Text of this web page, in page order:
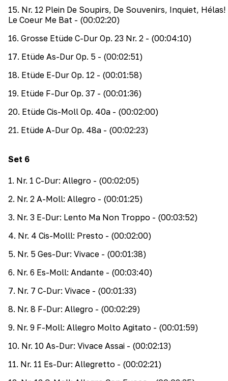
15. Nr. 12 Plein De Soupirs, De Souvenirs, Inquiet, Hélas!
Le Coeur Me Bat - (00:02:20)
16. Grosse Etüde C-Dur Op. 23 Nr. 2 - (00:04:10)
17. Etüde As-Dur Op. 5 - (00:02:51)
18. Etüde E-Dur Op. 12 - (00:01:58)
19. Etüde F-Dur Op. 37 - (00:01:36)
20. Etüde Cis-Moll Op. 40a - (00:02:00)
21. Etüde A-Dur Op. 48a - (00:02:23)
Set 6
1. Nr. 1 C-Dur: Allegro - (00:02:05)
2. Nr. 2 A-Moll: Allegro - (00:01:25)
3. Nr. 3 E-Dur: Lento Ma Non Troppo - (00:03:52)
4. Nr. 4 Cis-Molll: Presto - (00:02:00)
5. Nr. 5 Ges-Dur: Vivace - (00:01:38)
6. Nr. 6 Es-Moll: Andante - (00:03:40)
7. Nr. 7 C-Dur: Vivace - (00:01:33)
8. Nr. 8 F-Dur: Allegro - (00:02:29)
9. Nr. 9 F-Moll: Allegro Molto Agitato - (00:01:59)
10. Nr. 10 As-Dur: Vivace Assai - (00:02:13)
11. Nr. 11 Es-Dur: Allegretto - (00:02:21)